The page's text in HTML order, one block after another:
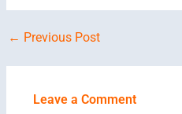
← Previous Post
Leave a Comment